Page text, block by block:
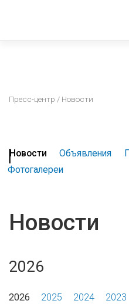
Пресс-центр / Новости
Новости Объявления
Фотогалереи
Новости
2026
2026 2025 2024 2023